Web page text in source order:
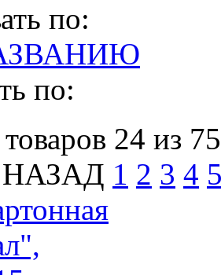
по:
по:
24 из
НАЗАД 1 2 3 4